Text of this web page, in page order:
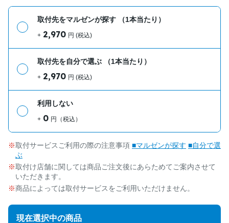
取付先をマルゼンが探す （1本当たり）
+ 2,970 円 (税込)
取付先を自分で選ぶ （1本当たり）
+ 2,970 円 (税込)
利用しない
+ 0 円（税込）
取付サービスご利用の際の注意事項 ■マルゼンが探す ■自分で選
ぶ
取付け店舗に関しては商品ご注文後にあらためてご案内させて
いただきます。
商品によっては取付サービスをご利用いただけません。
現在選択中の商品